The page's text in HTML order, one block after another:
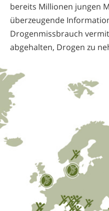
bereits Millionen jungen
überzeugende
Drogenmissbrauch
abgehalten, Drogen zu